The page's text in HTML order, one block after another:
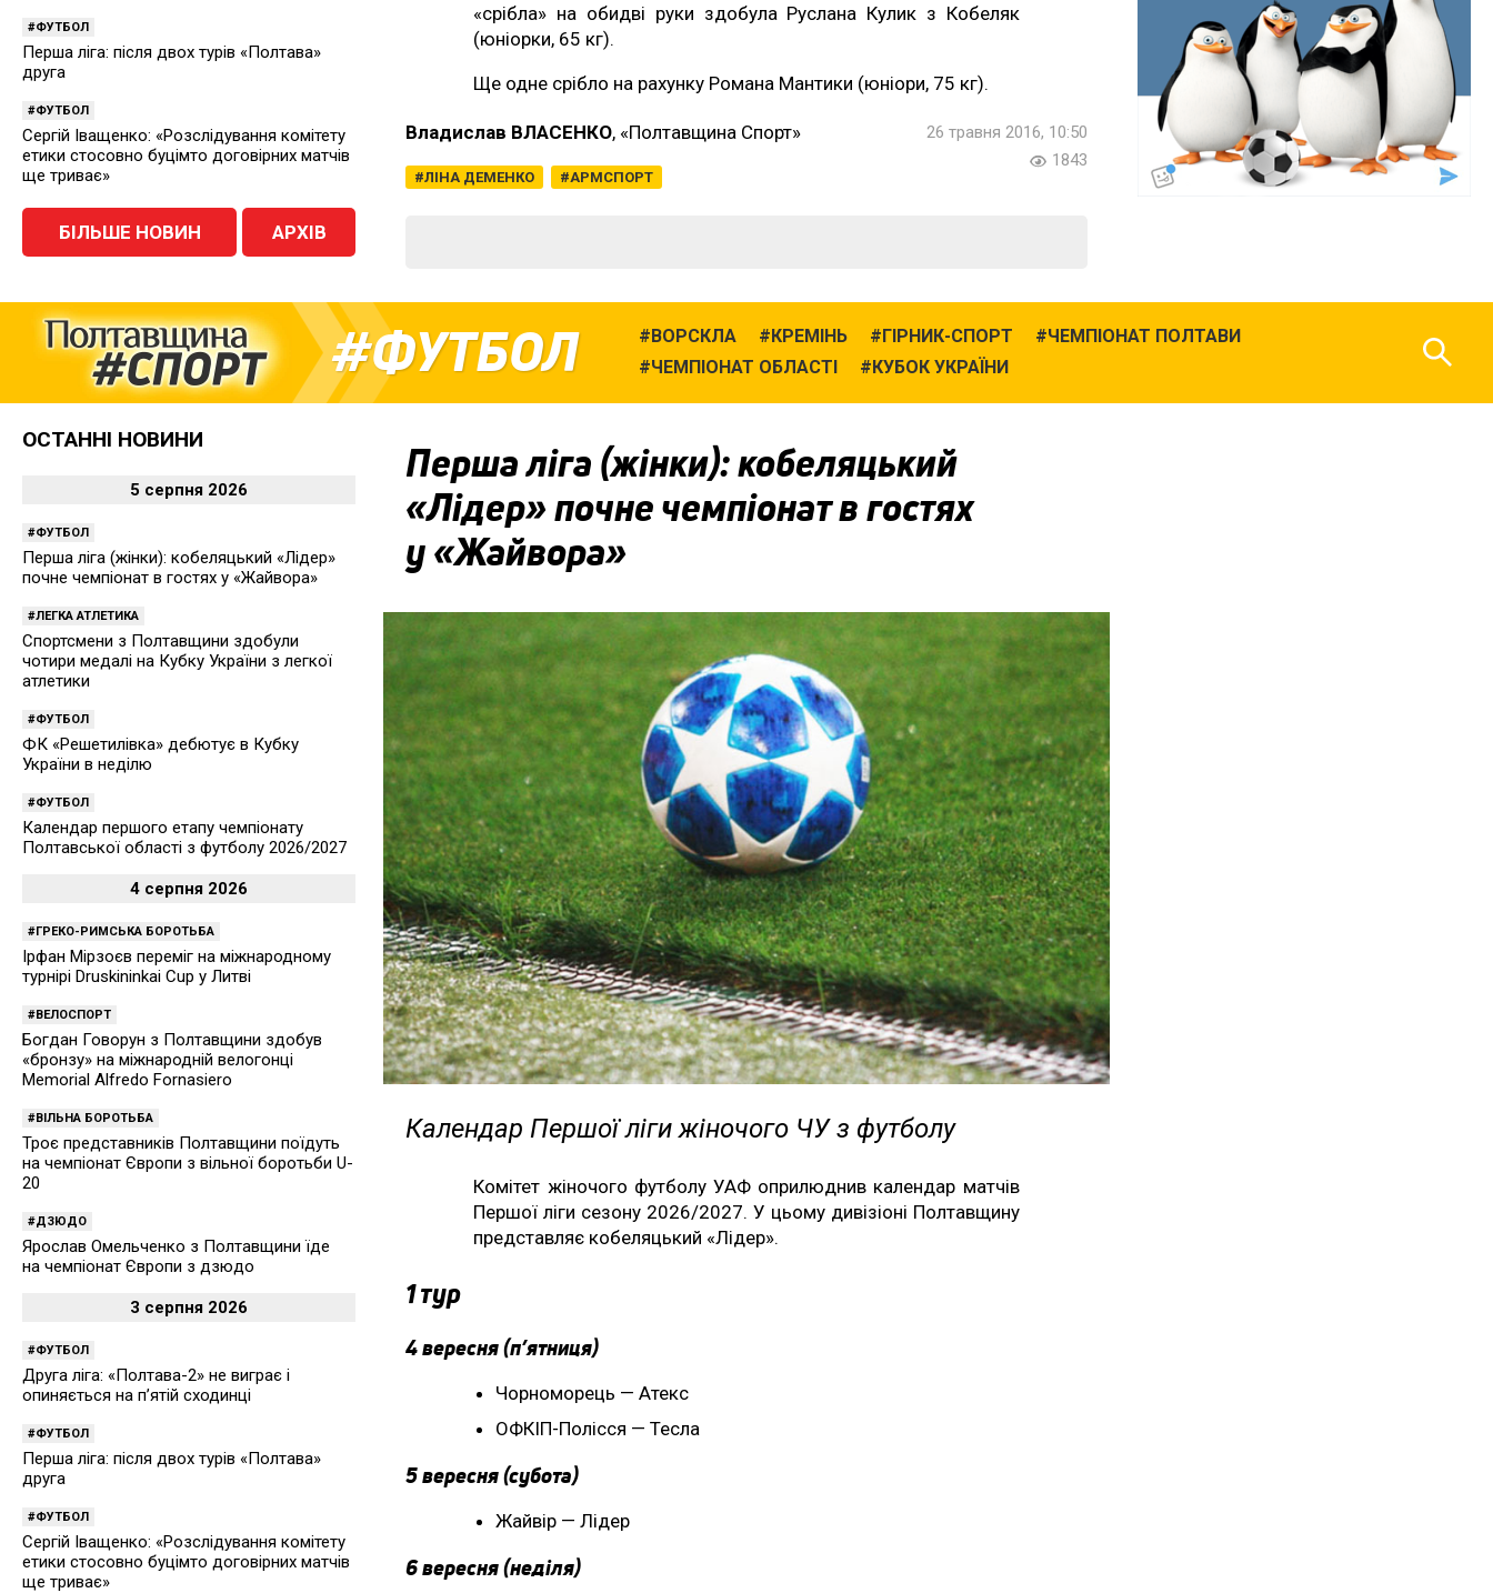
«срібла» на обидві руки здобула Руслана Кулик з Кобеляк
(юніорки, 65 кг).
Ще одне срібло на рахунку Романа Мантики (юніори, 75 кг).
Владислав ВЛАСЕНКО, «Полтавщина Спорт»
ЛІНА ДЕМЕНКО АРМСПОРТ
26 травня 2016, 10:50
1843
ФУТБОЛ
Перша ліга: після двох турів «Полтава»
друга
ФУТБОЛ
Сергій Іващенко: «Розслідування комітету
етики стосовно буцімто договірних матчів
ще триває»
БІЛЬШЕ НОВИН АРХІВ
ФУТБОЛ ВОРСКЛА КРЕМІНЬ ГІРНИК-СПОРТ
ЧЕМПІОНАТ ПОЛТАВИ
ЧЕМПІОНАТ ОБЛАСТІ
КУБОК УКРАЇНИ
Перша ліга (жінки): кобеляцький
«Лідер» почне чемпіонат в гостях
у «Жайвора»
Календар Першої ліги жіночого ЧУ з футболу
Комітет жіночого футболу УАФ оприлюднив календар матчів
Першої ліги сезону 2026/2027. У цьому дивізіоні Полтавщину
представляє кобеляцький «Лідер».
1 тур
4 вересня (п’ятниця)
Чорноморець — Атекс
ОФКІП-Полісся — Тесла
5 вересня (субота)
Жайвір — Лідер
6 вересня (неділя)
ОСТАННІ НОВИНИ
5 серпня 2026
ФУТБОЛ
Перша ліга (жінки): кобеляцький «Лідер»
почне чемпіонат в гостях у «Жайвора»
ЛЕГКА АТЛЕТИКА
Спортсмени з Полтавщини здобули
чотири медалі на Кубку України з легкої
атлетики
ФУТБОЛ
ФК «Решетилівка» дебютує в Кубку
України в неділю
ФУТБОЛ
Календар першого етапу чемпіонату
Полтавської області з футболу 2026/2027
4 серпня 2026
ГРЕКО-РИМСЬКА БОРОТЬБА
Ірфан Мірзоєв переміг на міжнародному
турнірі Druskininkai Cup у Литві
ВЕЛОСПОРТ
Богдан Говорун з Полтавщини здобув
«бронзу» на міжнародній велогонці
Memorial Alfredo Fornasiero
ВІЛЬНА БОРОТЬБА
Троє представників Полтавщини поїдуть
на чемпіонат Європи з вільної боротьби U-
20
ДЗЮДО
Ярослав Омельченко з Полтавщини їде
на чемпіонат Європи з дзюдо
3 серпня 2026
ФУТБОЛ
Друга ліга: «Полтава-2» не виграє і
опиняється на п’ятій сходинці
ФУТБОЛ
Перша ліга: після двох турів «Полтава»
друга
ФУТБОЛ
Сергій Іващенко: «Розслідування комітету
етики стосовно буцімто договірних матчів
ще триває»